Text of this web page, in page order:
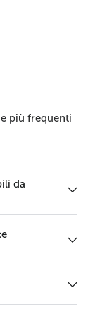
più frequenti
da